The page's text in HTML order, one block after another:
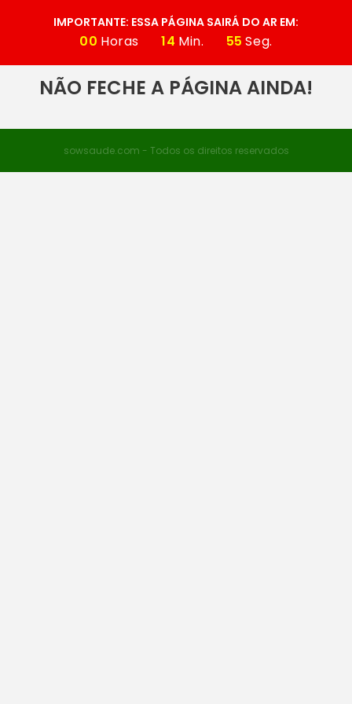
IMPORTANTE: ESSA PÁGINA SAIRÁ DO AR EM:
00 Horas 14 Min. 55 Seg.
NÃO FECHE A PÁGINA AINDA!
sowsaude.com - Todos os direitos reservados